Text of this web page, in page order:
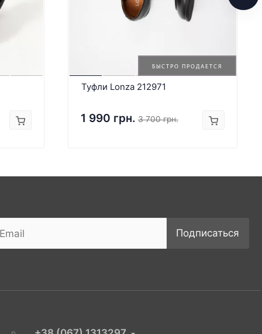
БЫСТРО ПРОДАЕТСЯ
Туфли Lonza 212971
1 990 грн. 3 700 грн.
Подписаться